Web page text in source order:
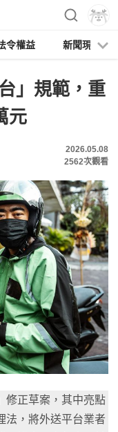
令權益 新聞現場
」規範，重
元
2026.05.08
2562次觀看
修正草案，其中亮點
法，將外送平台業者